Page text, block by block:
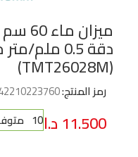
دقة 0.5
(TMT26028M)
رمز المنتج:
11.500د.ا10 متوفر في المخزون